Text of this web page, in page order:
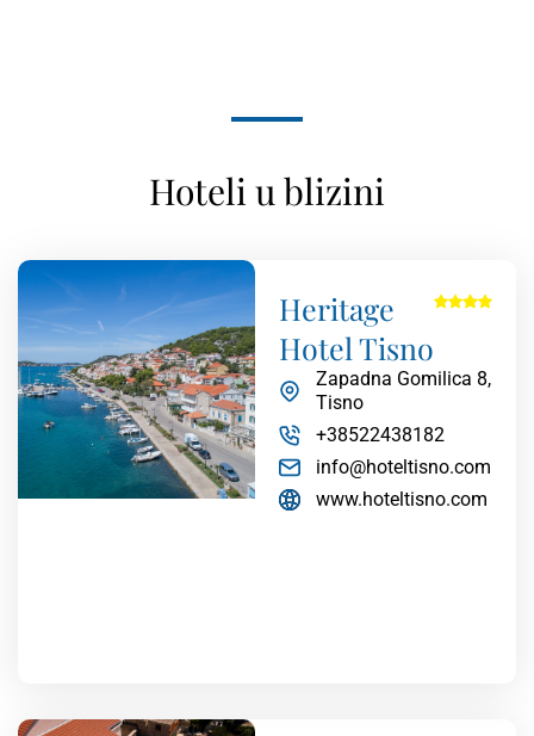
Hoteli u blizini
Heritage
Hotel Tisno
Zapadna Gomilica 8,
Tisno
+38522438182
info@hoteltisno.com
www.hoteltisno.com